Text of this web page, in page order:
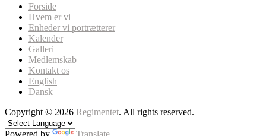
Forside
Hvem er vi
Enheder vi portrætterer
Kalender
Galleri
Medlemskab
Kontakt os
English
Dansk
Copyright © 2026 Regimentet. All rights reserved.
Powered by Translate